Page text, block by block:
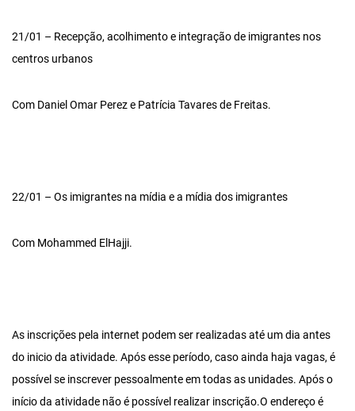
21/01 – Recepção, acolhimento e integração de imigrantes nos
centros urbanos
Com Daniel Omar Perez e Patrícia Tavares de Freitas.
22/01 – Os imigrantes na mídia e a mídia dos imigrantes
Com Mohammed ElHajji.
As inscrições pela internet podem ser realizadas até um dia antes
do inicio da atividade. Após esse período, caso ainda haja vagas, é
possível se inscrever pessoalmente em todas as unidades. Após o
início da atividade não é possível realizar inscrição.O endereço é